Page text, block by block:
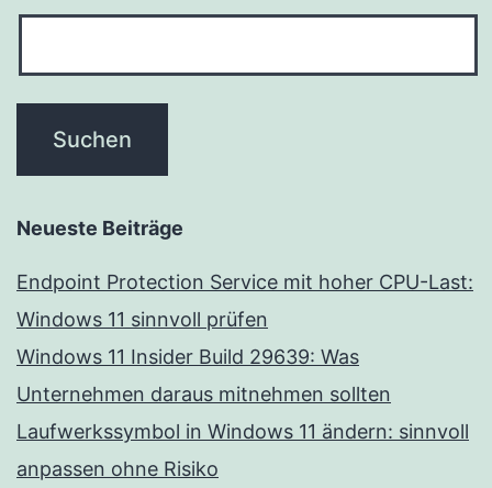
Neueste Beiträge
Endpoint Protection Service mit hoher CPU-Last:
Windows 11 sinnvoll prüfen
Windows 11 Insider Build 29639: Was
Unternehmen daraus mitnehmen sollten
Laufwerkssymbol in Windows 11 ändern: sinnvoll
anpassen ohne Risiko